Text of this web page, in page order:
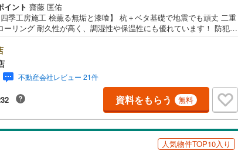
イント 齋藤 匡佑
四季工房施工 桧薫る無垢と漆喰】 杭＋ベタ基礎で地震でも頑丈 二重
ーリング 耐久性が高く、調湿性や保温性にも優れています！ 防犯ガ
物件情報でお客様をお迎えいたします！【ローンの相談無料！】●
ン通るかな？」様々なお悩みございませんか？●お客様をサポートし
で無料審査いたします！●秘密厳守、無理な営業も致しません。＼ラ
シュミレーション無料受付中！/人気です ●「ローンが通っても月々
払える？」「月々の支払いを見直したい！」●審査・購入前に安心
・生活設計を一緒に考えご提案いたします！【赤ちゃん・お子様大
ッズスペースやベビーベッドを完備（オムツあります）●女性スタッ
が飽きてしまわないようお手伝いいたします ●ご家族おそろいでぜ
ださい！
不動産会社レビュー 21件
資料をもらう 無料
人気物件TOP10入り
り
品質・工法関連
震構造
住宅性能評価付き（0）